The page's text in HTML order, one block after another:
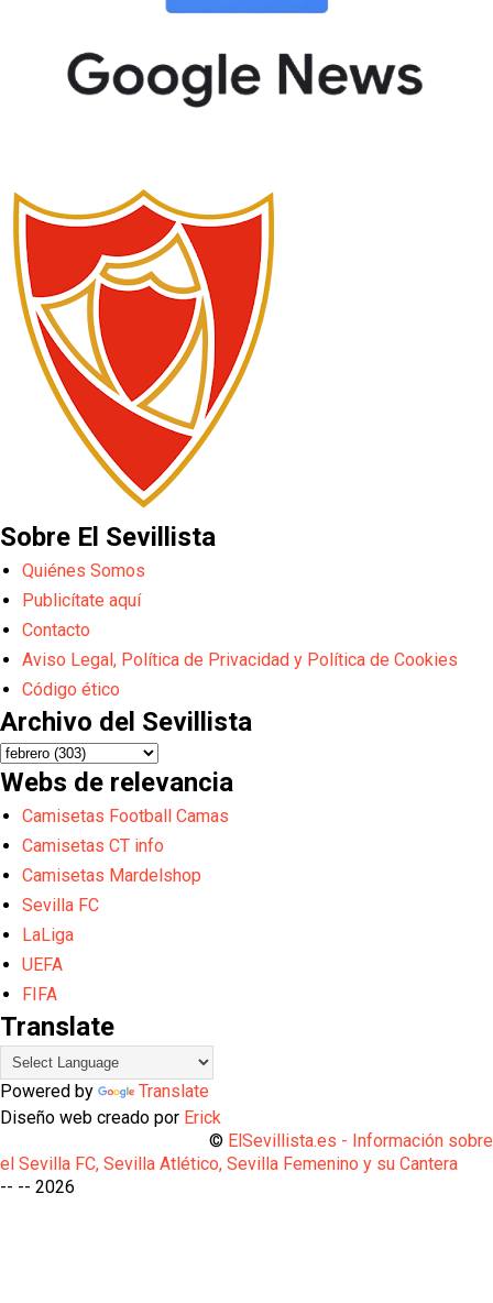
Sobre El Sevillista
Quiénes Somos
Publicítate aquí
Contacto
Aviso Legal, Política de Privacidad y Política de Cookies
Código ético
Archivo del Sevillista
Webs de relevancia
Camisetas Football Camas
Camisetas CT info
Camisetas Mardelshop
Sevilla FC
LaLiga
UEFA
FIFA
Translate
Powered by
Translate
Diseño web creado por Erick
© ElSevillista.es - Información sobre
el Sevilla FC, Sevilla Atlético, Sevilla Femenino y su Cantera
-- -- 2026